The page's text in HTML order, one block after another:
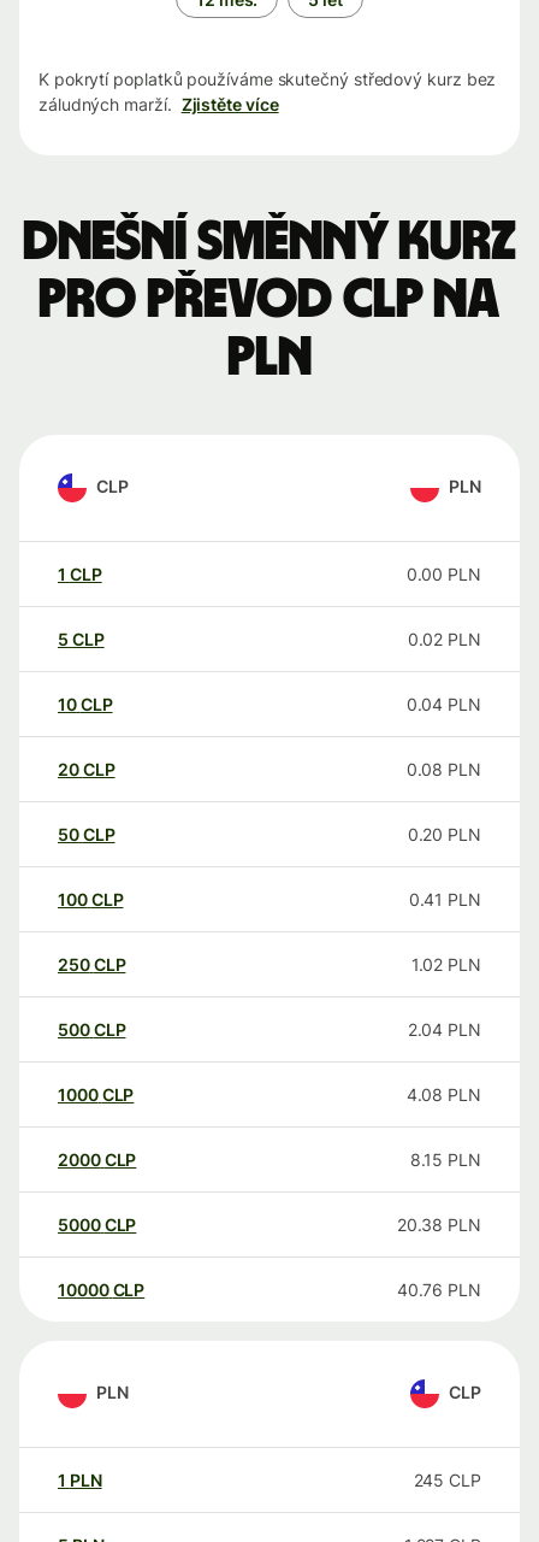
K pokrytí poplatků používáme skutečný středový kurz bez
záludných marží. Zjistěte více
Dnešní směnný kurz
pro převod CLP na
PLN
CLP PLN
1 CLP 0.00 PLN
5 CLP 0.02 PLN
10CLP 0.04 PLN
20CLP 0.08 PLN
50CLP 0.20 PLN
100CLP 0.41 PLN
250CLP 1.02 PLN
500CLP 2.04 PLN
1000CLP 4.08 PLN
2000CLP 8.15 PLN
5000CLP 20.38 PLN
10000 CLP 40.76 PLN
PLN CLP
1 PLN 245 CLP